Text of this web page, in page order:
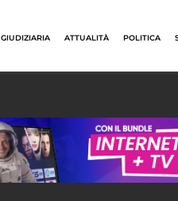
GIUDIZIARIA ATTUALITÀ POLITICA